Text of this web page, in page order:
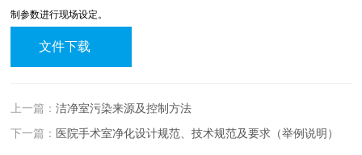
制参数进行现场设定。
文件下载
上一篇：洁净室污染来源及控制方法
下一篇： 医院手术室净化设计规范、技术规范及要求（举例说明）